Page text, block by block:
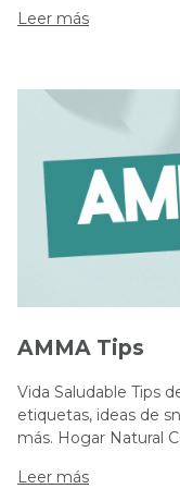
Leer más
AMMA Tips
Vida Saludable Tips
etiquetas, ideas de
más. Hogar Natural Consejos para sustituir productos
tóxicos, cuidado del
Leer más